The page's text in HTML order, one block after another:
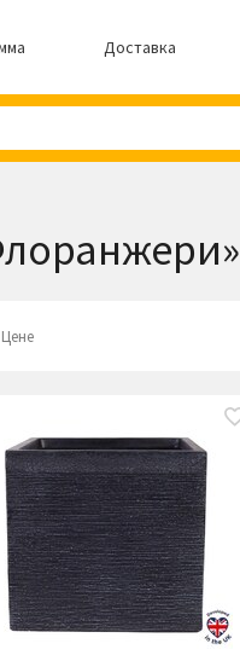
Доставка
Цене